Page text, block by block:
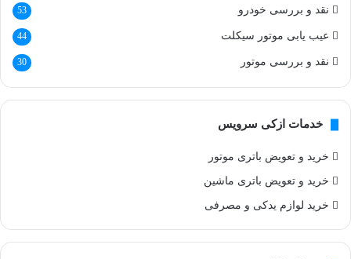
نقد و بررسی خودرو 53
عیب یابی موتور سیکلت 44
نقد و بررسی موتور 30
خدمات ازکی سرویس
خرید و تعویض باتری موتور
خرید و تعویض باتری ماشین
خرید لوازم یدکی و مصرفی